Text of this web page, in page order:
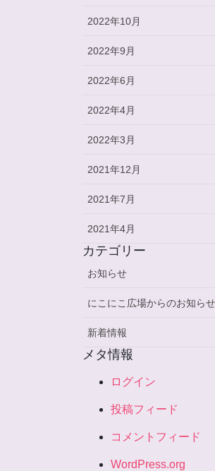
2022年10月
2022年9月
2022年6月
2022年4月
2022年3月
2021年12月
2021年7月
2021年4月
カテゴリー
お知らせ
にこにこ広場からのお知らせ
新着情報
メタ情報
ログイン
投稿フィード
コメントフィード
WordPress.org